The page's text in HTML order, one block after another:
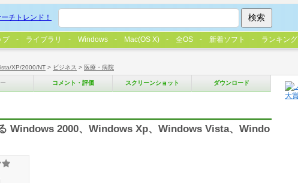
XP/2000/NT > ビジネス > 医療・病院
コメント・評価 スクリーンショット ダウンロード
Windows 2000、Windows Xp、Windows Vista、Windo
チトレンド！
プ ライブラリ Windows Mac(OS X) 全OS 新着ソフト ランキング